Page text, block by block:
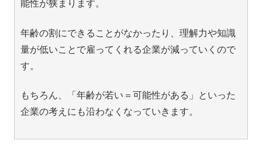
能性が狭まります。
年齢の割にできることがなかったり、理解力や知識
量が低いことで雇ってくれる企業が減っていくので
す。
もちろん、「年齢が若い＝可能性がある」といった
企業の考えにも沿わなくなっていきます。